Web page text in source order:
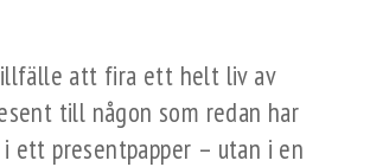
att fira ett helt liv av
till någon som redan har
ett presentpapper – utan i en